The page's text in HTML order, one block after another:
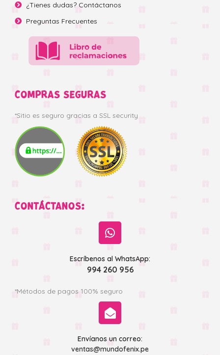
¿Tienes dudas? Contáctanos
Preguntas Frecuentes
COMPRAS SEGURAS
*Sitio es seguro gracias a SSL security
CONTÁCTANOS:
Escríbenos al WhatsApp:
994 260 956
*Métodos de pagos 100% seguro
Envíanos un correo:
ventas@mundofenix.pe